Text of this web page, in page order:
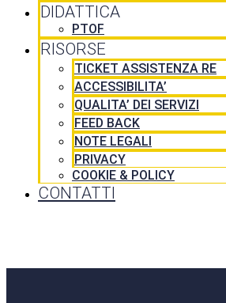
DIDATTICA
PTOF
RISORSE
TICKET ASSISTENZA RE
ACCESSIBILITA’
QUALITA’ DEI SERVIZI
FEED BACK
NOTE LEGALI
PRIVACY
COOKIE & POLICY
CONTATTI